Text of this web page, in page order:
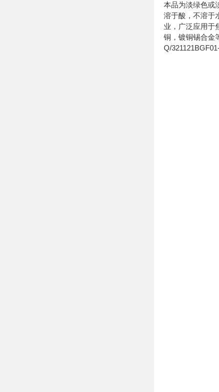
本品为淡绿色或
溶于酸，不溶于
业，广泛应用于
铜，镀铜锡合金
Q/